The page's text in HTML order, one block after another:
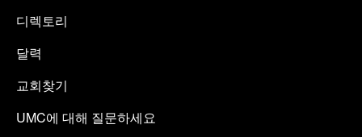
디렉토리
달력
교회찾기
UMC에 대해 질문하세요